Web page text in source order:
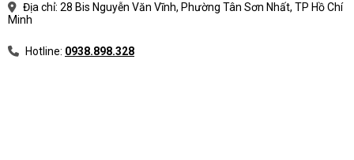
Địa chỉ: 28 Bis Nguyễn Văn Vĩnh, Phường Tân Sơn Nhất, TP Hồ Chí
Minh
Hotline: 0938.898.328